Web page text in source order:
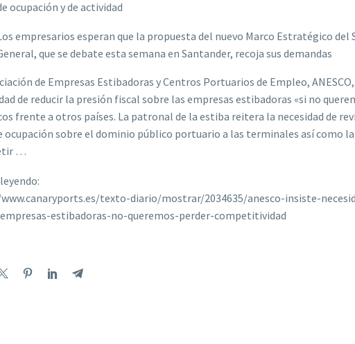
ocupación y de actividad
empresarios esperan que la propuesta del nuevo Marco Estratégico del
que se debate esta semana en Santander, recoja sus demandas
de Empresas Estibadoras y Centros Portuarios de Empleo,
de reducir la presión fiscal sobre las empresas estibadoras «si no
frente a otros países. La patronal de la estiba reitera la necesidad de
ocupación sobre el dominio público portuario a las terminales así como
…
texto-diario/mostrar/2034635/anesco-insiste-
estibadoras-no-queremos-perder-competitividad